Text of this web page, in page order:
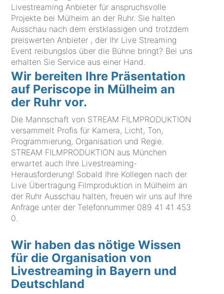
Livestreaming Anbieter für anspruchsvolle
Projekte bei Mülheim an der Ruhr. Sie halten
Ausschau nach dem erstklassigen und trotzdem
preiswerten Anbieter , der Ihr Live Streaming
Event reibungslos über die Bühne bringt? Bei uns
erhalten Sie Service aus einer Hand.
Wir bereiten Ihre Präsentation
auf Periscope in Mülheim an
der Ruhr vor.
Die Mannschaft von STREAM FILMPRODUKTION
versammelt Profis für Kamera, Licht, Ton,
Programmierung, Organisation und Regie.
STREAM FILMPRODUKTION aus München
erwartet auch Ihre Livestreaming-
Herausforderung! Sobald Ihre Kollegen nach der
Live Übertragung Filmproduktion in Mülheim an
der Ruhr Ausschau halten, freuen wir uns auf Ihre
Anfrage unter der Telefonnummer 089 41 41 453
0
Wir haben das nötige Wissen
für die Organisation von
Livestreaming in Bayern und
Deutschland